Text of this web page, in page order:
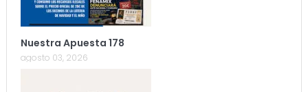
Nuestra Apuesta 178
agosto 03, 2026